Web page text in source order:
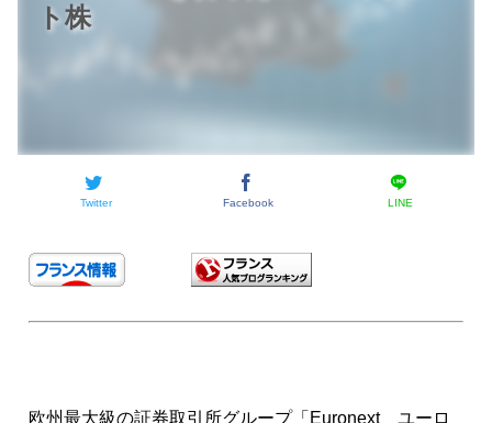
ト株
Twitter Facebook LINE
欧州最大級の証券取引所グループ「Euronext ユーロ